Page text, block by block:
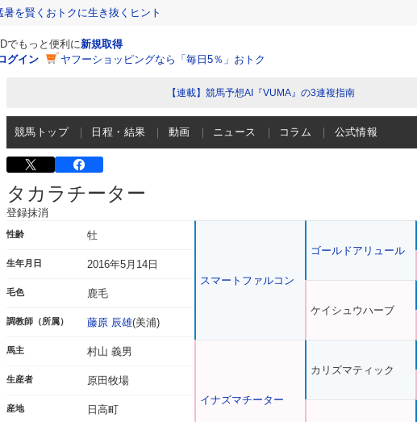
を賢くおトクに生き抜くヒント
IDでもっと便利に新規取得
グイン
ヤフーショッピングなら「毎日5％」おトク
【連載】競馬予想AI『VUMA』の3連複指南
競馬トップ 日程・結果 動画 ニュース コラム 公式情報
タカラチーター
登録抹消
性齢 牡
生年月日 2016年5月14日
毛色 鹿毛
調教師（所属） 藤原 辰雄(美浦)
馬主 村山 義男
生産者 原田牧場
産地 日高町
スマートファルコン
イナズマチーター
ゴールドアリュール
ケイシュウハーブ
カリズマティック